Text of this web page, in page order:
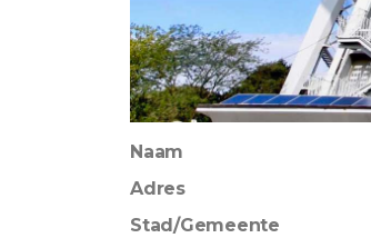
Naam
Adres
Stad/Gemeente